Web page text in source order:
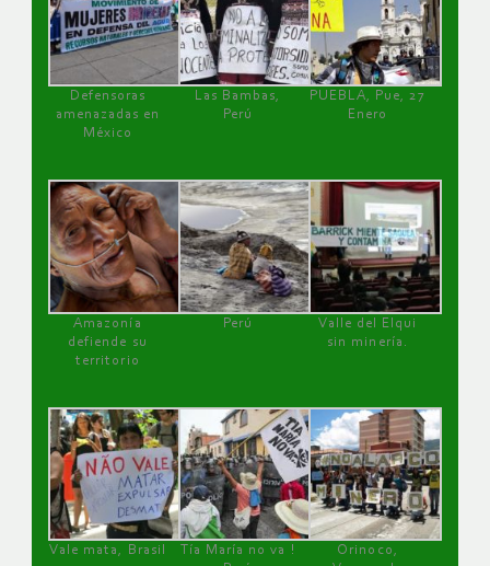
Defensoras
amenazadas en
México
Las Bambas,
Perú
PUEBLA, Pue, 27
Enero
Amazonía
defiende su
territorio
Perú
Valle del Elqui
sin minería.
Vale mata, Brasil
Tía María no va !
Orinoco,